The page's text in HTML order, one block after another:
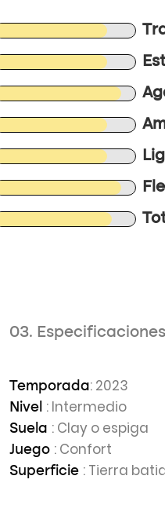
03. Especificaciones
Temporada: 2023
Nivel : Intermedio
Suela : Clay o espiga
Juego : Confort
Superficie : Tierra